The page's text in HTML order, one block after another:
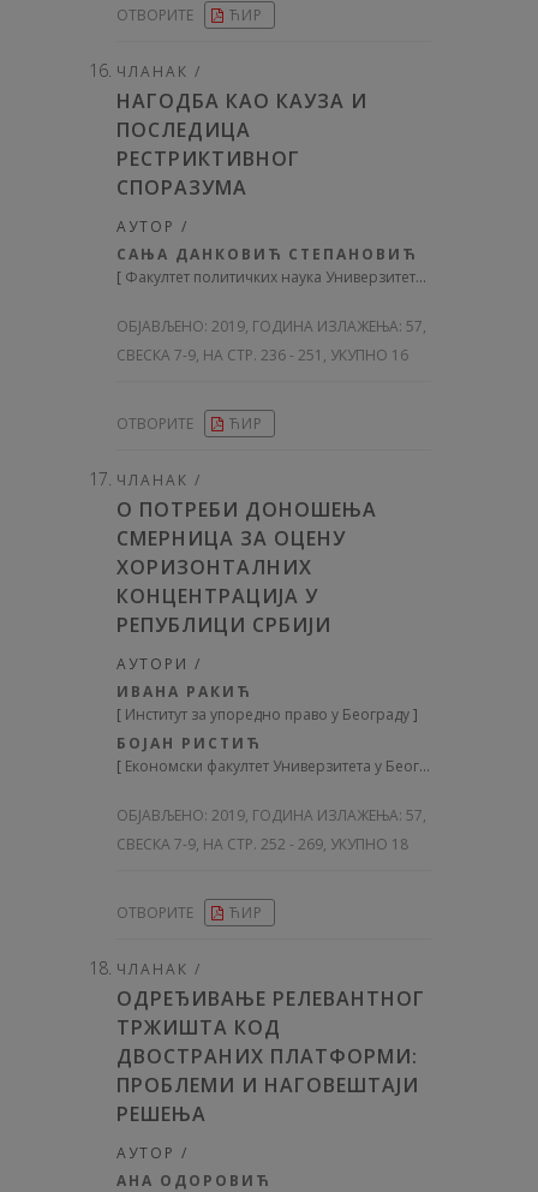
ОТВОРИТЕ ЋИР
ЧЛАНАК /
НАГОДБА КАО КАУЗА И
ПОСЛЕДИЦА
РЕСТРИКТИВНОГ
СПОРАЗУМА
АУТОР /
САЊА ДАНКОВИЋ СТЕПАНОВИЋ
[ Факултет политичких наука Универзитета у Београду
ОБЈАВЉЕНО: 2019, ГОДИНА ИЗЛАЖЕЊА: 57,
СВЕСКА 7-9, НА СТР. 236 - 251, УКУПНО 16
ОТВОРИТЕ ЋИР
ЧЛАНАК /
О ПОТРЕБИ ДОНОШЕЊА
СМЕРНИЦА ЗА ОЦЕНУ
ХОРИЗОНТАЛНИХ
КОНЦЕНТРАЦИЈА У
РЕПУБЛИЦИ СРБИЈИ
АУТОРИ /
ИВАНА РАКИЋ
[ Институт за упоредно право у Београду]
БОЈАН РИСТИЋ
[ Економски факултет Универзитета у Београду
ОБЈАВЉЕНО: 2019, ГОДИНА ИЗЛАЖЕЊА: 57,
СВЕСКА 7-9, НА СТР. 252 - 269, УКУПНО 18
ОТВОРИТЕ ЋИР
ЧЛАНАК /
ОДРЕЂИВАЊЕ РЕЛЕВАНТНОГ
ТРЖИШТА КОД
ДВОСТРАНИХ ПЛАТФОРМИ:
ПРОБЛЕМИ И НАГОВЕШТАЈИ
РЕШЕЊА
АУТОР /
АНА ОДОРОВИЋ